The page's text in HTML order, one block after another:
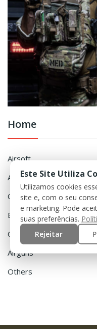
Home
Airsoft
Accessories
Clothing
Equipment
Outdoor
Airguns
Others
Este Site Utiliza
Utilizamos cookies
site e, com o seu
e marketing. Pode
suas preferências.
Rejeitar